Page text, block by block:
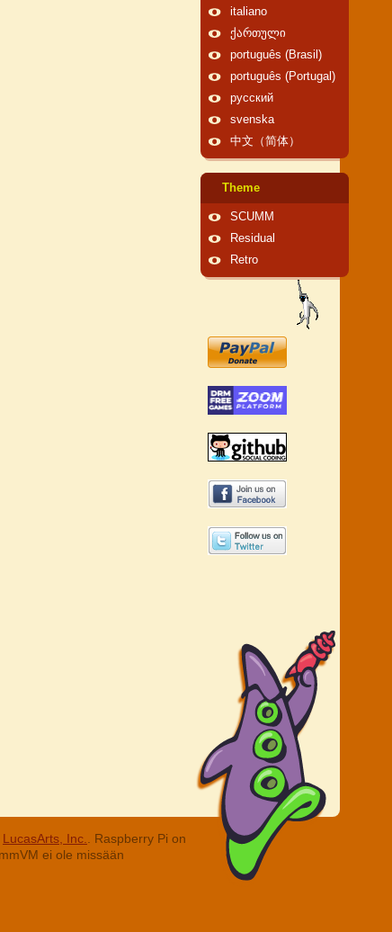
italiano
ქართული
português (Brasil)
português (Portugal)
русский
svenska
中文（简体）
Theme
SCUMM
Residual
Retro
LucasArts, Inc.
. Raspberry Pi on
ei ole missään